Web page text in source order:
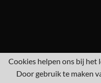
Cookies helpen ons bij het
Door gebruik te maken